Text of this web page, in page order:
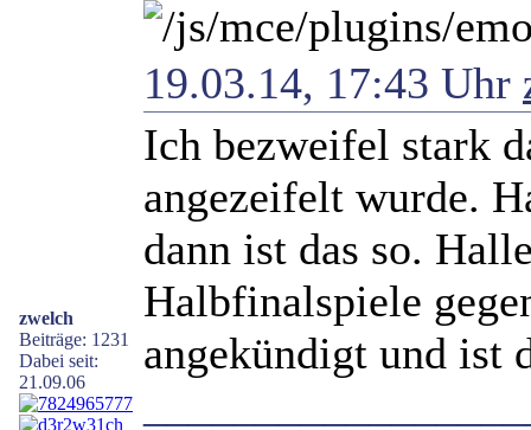
zwelch
Beiträge: 1231
Dabei seit:
21.09.06
19.03.14, 17:43 Uhr
Ich bezweifel stark
angezeifelt wurde.
dann ist das so.
Halbfinalspiele
angekündigt und ist